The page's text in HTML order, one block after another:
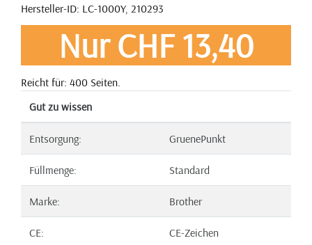
Hersteller-ID: LC-1000Y, 210293
Nur CHF 13,40
Reicht für: 400 Seiten.
Gut zu wissen
Entsorgung: GruenePunkt
Füllmenge: Standard
Marke: Brother
CE: CE-Zeichen